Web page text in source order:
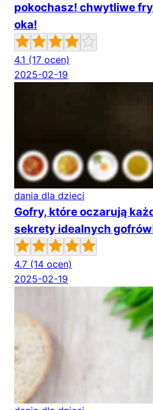
pokochasz! chwytliwe
oka!
4.1 (17 ocen)
2025-02-19
dania dla dzieci
Gofry, które oczarują
sekrety idealnych
4.7 (14 ocen)
2025-02-19